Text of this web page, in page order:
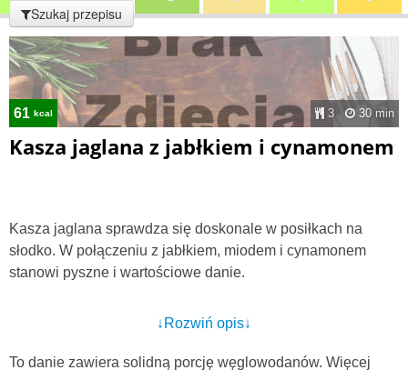
Szukaj przepisu
61 kcal 3 30 min
Kasza jaglana z jabłkiem i cynamonem
Kasza jaglana sprawdza się doskonale w posiłkach na
słodko. W połączeniu z jabłkiem, miodem i cynamonem
stanowi pyszne i wartościowe danie.
↓Rozwiń opis↓
To danie zawiera solidną porcję węglowodanów. Więcej